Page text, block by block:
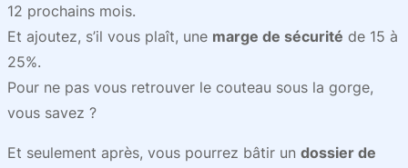
12 prochains mois.
Et ajoutez, s’il vous plaît, une marge de sécurité de 15 à
25%.
Pour ne pas vous retrouver le couteau sous la gorge,
vous savez ?
Et seulement après, vous pourrez bâtir un dossier de